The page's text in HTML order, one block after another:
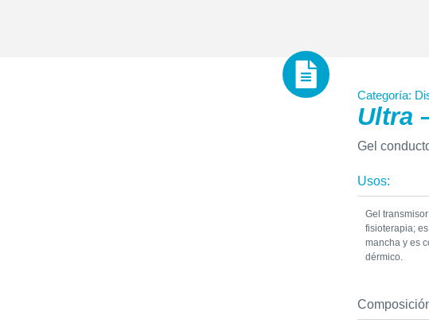
Categoría:
Ultra
Gel
Usos:
Gel
fisioterapia;
mancha y es
dérmico.